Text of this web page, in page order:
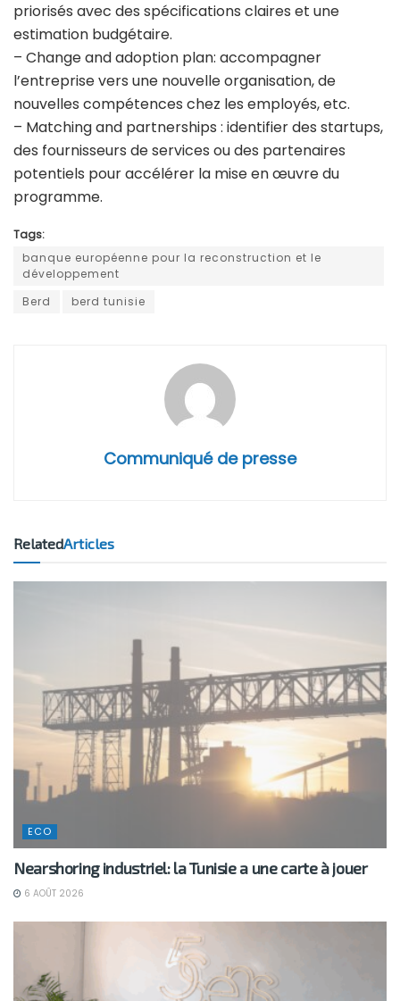
priorisés avec des spécifications claires et une
estimation budgétaire.
– Change and adoption plan: accompagner
l’entreprise vers une nouvelle organisation, de
nouvelles compétences chez les employés, etc.
– Matching and partnerships : identifier des startups,
des fournisseurs de services ou des partenaires
potentiels pour accélérer la mise en œuvre du
programme.
Tags:
banque européenne pour la reconstruction et le
développement
Berd
berd tunisie
Communiqué de presse
RelatedArticles
ECO
Nearshoring industriel: la Tunisie a une carte à jouer
6 AOÛT 2026